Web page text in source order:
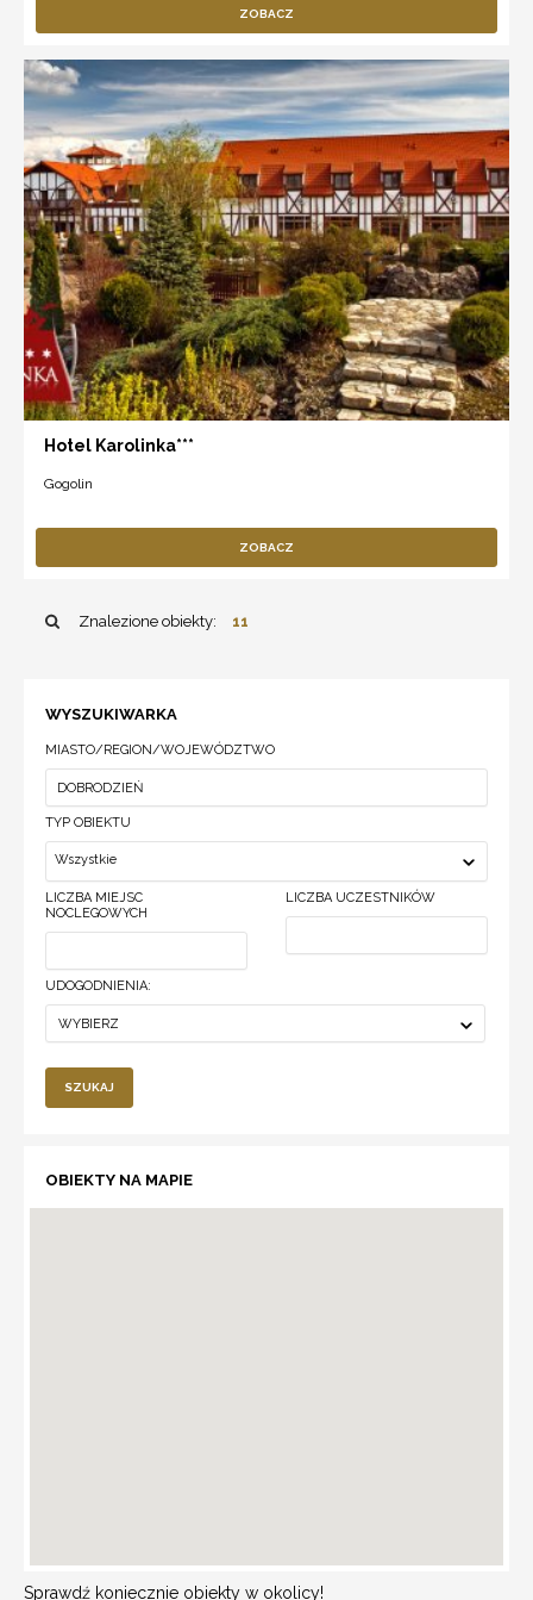
ZOBACZ
Hotel Karolinka***
Gogolin
ZOBACZ
Znalezione obiekty: 11
WYSZUKIWARKA
MIASTO/REGION/WOJEWÓDZTWO
TYP OBIEKTU
Wszystkie
LICZBA MIEJSC
NOCLEGOWYCH
LICZBA UCZESTNIKÓW
UDOGODNIENIA:
WYBIERZ
SZUKAJ
OBIEKTY NA MAPIE
Sprawdź koniecznie obiekty w okolicy!